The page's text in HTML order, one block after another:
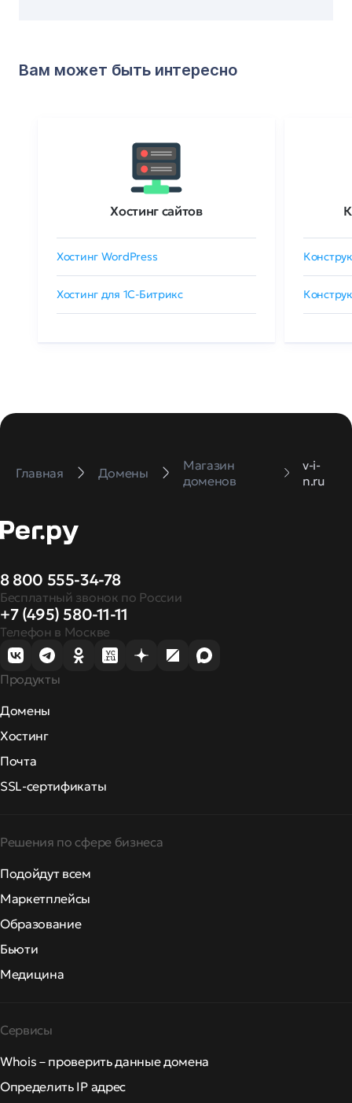
Вам может быть интересно
Хостинг сайтов
Хостинг WordPress
Хостинг для 1C-Битрикс
Главная Домены
Магазин
доменов
v-i-
n.ru
8 800 555-34-78
Бесплатный звонок по России
+7 (495) 580-11-11
Телефон в Москве
Продукты
Домены
Хостинг
Почта
SSL-сертификаты
Решения по сфере бизнеса
Подойдут всем
Маркетплейсы
Образование
Бьюти
Медицина
Сервисы
Whois – проверить данные домена
Определить IP адрес